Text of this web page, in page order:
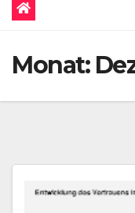
Monat: